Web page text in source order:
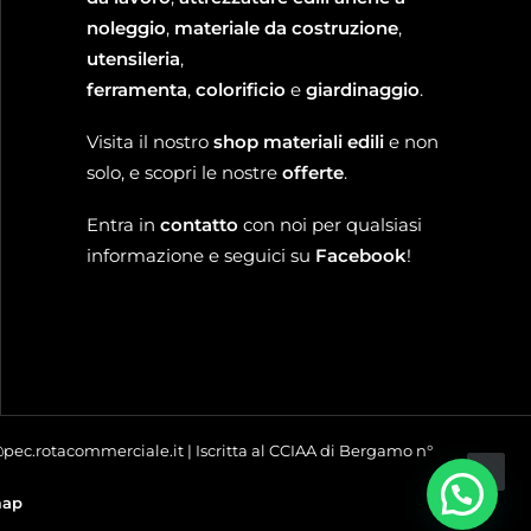
noleggio, materiale da costruzione,
utensileria,
ferramenta, colorificio e giardinaggio.
Visita il nostro shop materiali edili e non
solo, e scopri le nostre offerte.
Entra in contatto con noi per qualsiasi
informazione e seguici su Facebook!
| Iscritta al CCIAA di Bergamo n°